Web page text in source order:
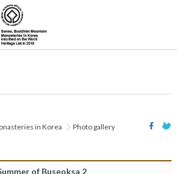
in Korea Photo gallery
of Buseoksa 2